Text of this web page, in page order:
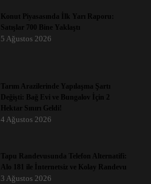
Konut Piyasasında İlk Yarı Raporu:
Satışlar 700 Bine Yaklaştı
5 Ağustos 2026
Tarım Arazilerinde Yapılaşma Şartı
Değişti: Bağ Evi ve Bungalov İçin 2
Hektar Sınırı Geldi!
4 Ağustos 2026
Tapu Randevusunda Telefon Alternatifi:
Alo 181 ile İnternetsiz ve Kolay Randevu
3 Ağustos 2026